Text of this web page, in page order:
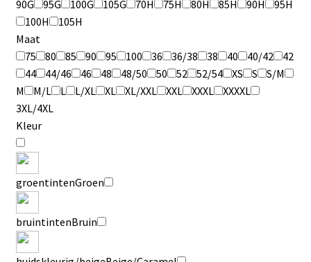
90G
95G 100G 105G 70H 75H 80H 85H 90H
95H
100H
105H
Maat
75
80 85 90 95 100 36 36/38 38 40 40/42
42
44
44/46 46 48 48/50 50 52 52/54 XS S
S/M
M
M/L L L/XL XL XL/XXL XXL XXXL
XXXXL
3XL/4XL
Kleur
groentintenGroen
bruintintenBruin